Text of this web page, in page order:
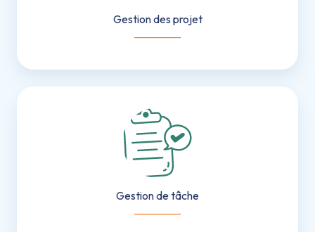
Gestion des projet
de
tâche
Gestion de tâche